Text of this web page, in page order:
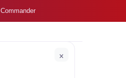
Commander
×